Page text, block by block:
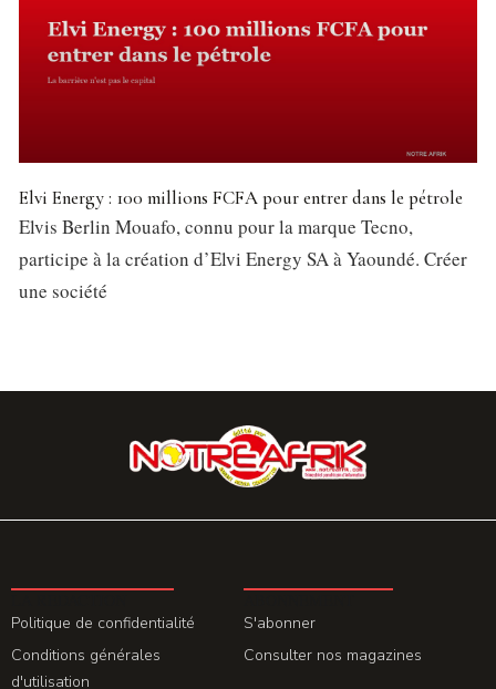
Elvi Energy : 100 millions FCFA pour entrer dans le pétrole
Elvis Berlin Mouafo, connu pour la marque Tecno,
participe à la création d’Elvi Energy SA à Yaoundé. Créer
une société
Politique de confidentialité
Conditions générales
d'utilisation
S'abonner
Consulter nos magazines